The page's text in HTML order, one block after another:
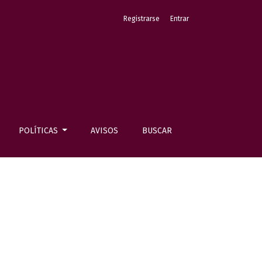
POLÍTICAS AVISOS BUSCAR
Registrarse Entrar